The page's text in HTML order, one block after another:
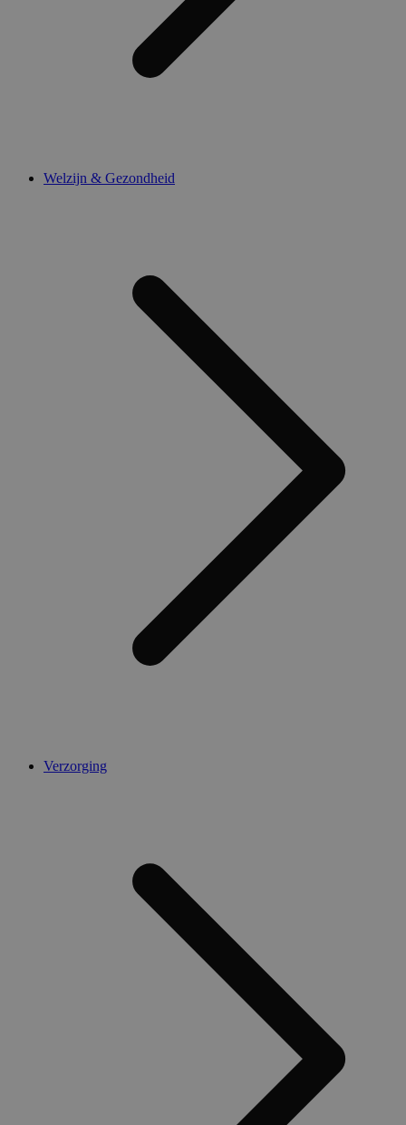
Welzijn & Gezondheid
Verzorging